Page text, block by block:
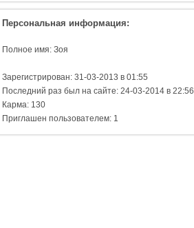
Персональная информация:
Полное имя: Зоя
Зарегистрирован: 31-03-2013 в 01:55
Последний раз был на сайте: 24-03-2014 в 22:56
Карма: 130
Приглашен пользователем: 1